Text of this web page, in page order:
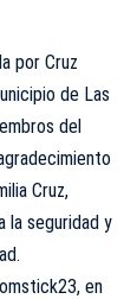
por Cruz
de Las
del
Cruz,
la seguridad y
en